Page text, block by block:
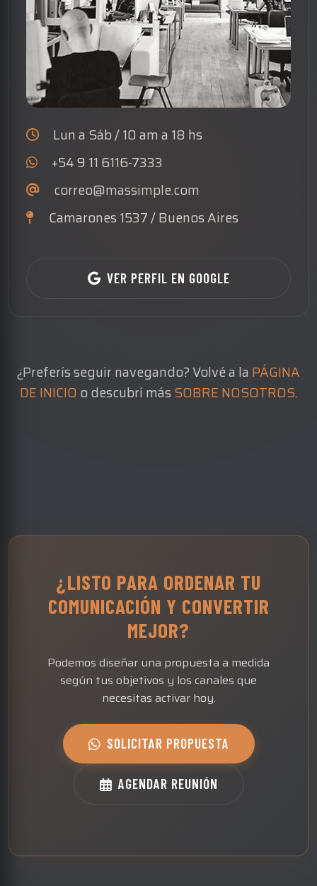
Lun a Sáb / 10 am a 18 hs
+54 9 11 6116-7333
correo@massimple.com
Camarones 1537 / Buenos Aires
VER PERFIL EN GOOGLE
¿Preferís seguir navegando? Volvé a la PÁGINA
DE INICIO o descubrí más SOBRE NOSOTROS.
¿LISTO PARA ORDENAR TU
COMUNICACIÓN Y CONVERTIR
MEJOR?
Podemos diseñar una propuesta a medida
según tus objetivos y los canales que
necesitas activar hoy.
SOLICITAR PROPUESTA
AGENDAR REUNIÓN